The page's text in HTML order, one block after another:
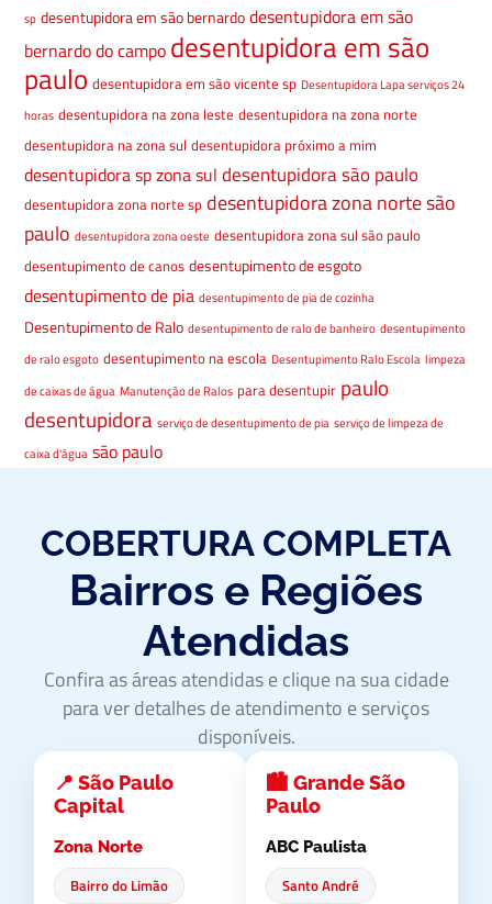
sp desentupidora em são bernardo desentupidora em são
bernardo do campo desentupidora em são
paulo desentupidora em são vicente sp Desentupidora Lapa serviços 24
horas desentupidora na zona leste desentupidora na zona norte
desentupidora na zona sul desentupidora próximo a mim
desentupidora sp zona sul desentupidora são paulo
desentupidora zona norte sp desentupidora zona norte são
paulo desentupidora zona oeste desentupidora zona sul são paulo
desentupimento de canos desentupimento de esgoto
desentupimento de pia desentupimento de pia de cozinha
Desentupimento de Ralo desentupimento de ralo de banheiro desentupimento
de ralo esgoto desentupimento na escola Desentupimento Ralo Escola limpeza
de caixas de água Manutenção de Ralos para desentupir paulo
desentupidora serviço de desentupimento de pia serviço de limpeza de
caixa d'água são paulo
COBERTURA COMPLETA
Bairros e Regiões
Atendidas
Confira as áreas atendidas e clique na sua cidade
para ver detalhes de atendimento e serviços
disponíveis.
📍 São Paulo
Capital
Zona Norte
Bairro do Limão
🏙️ Grande São
Paulo
ABC Paulista
Santo André